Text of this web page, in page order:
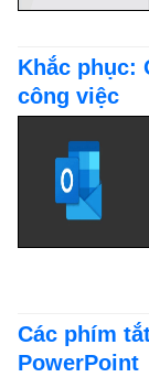
Khắc phục:
công việc
Các phím
PowerPoint